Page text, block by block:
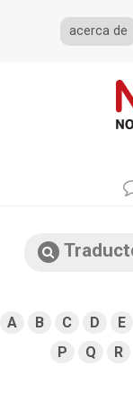
acerca de
A B C D E
P
Q R